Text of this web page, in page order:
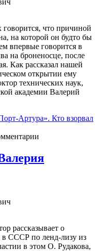
что причиной
на которой он будто бы
впервые говорится в
на броненосце, после
Как рассказал нашей
открытии ему
технических наук,
академии Валерий
Артура». Кто взорвал
рассказывает о
в СССР по ленд-лизу из
в этом О. Рудакова,